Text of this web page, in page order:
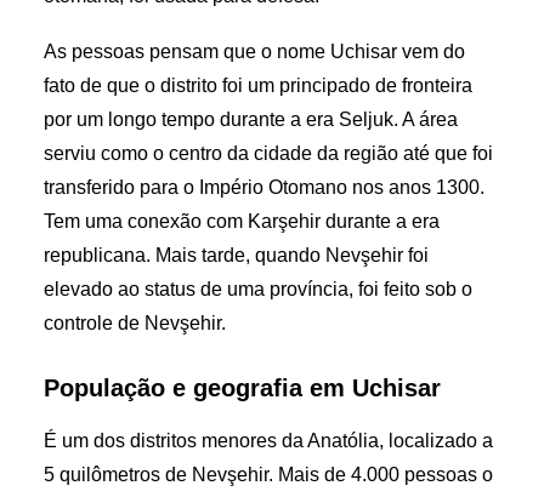
As pessoas pensam que o nome Uchisar vem do
fato de que o distrito foi um principado de fronteira
por um longo tempo durante a era Seljuk. A área
serviu como o centro da cidade da região até que foi
transferido para o Império Otomano nos anos 1300.
Tem uma conexão com Karşehir durante a era
republicana. Mais tarde, quando Nevşehir foi
elevado ao status de uma província, foi feito sob o
controle de Nevşehir.
População e geografia em Uchisar
É um dos distritos menores da Anatólia, localizado a
5 quilômetros de Nevşehir. Mais de 4.000 pessoas o